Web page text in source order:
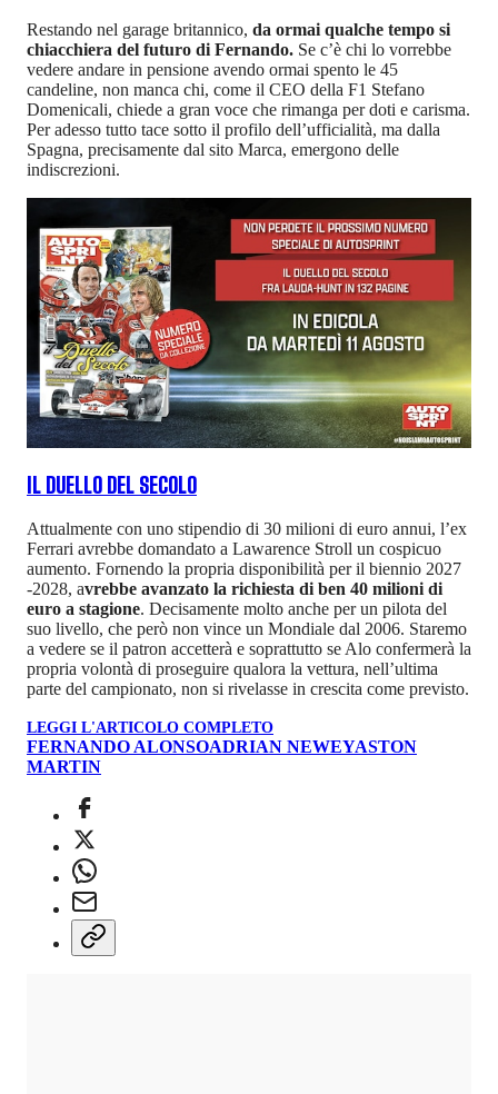
Restando nel garage britannico, da ormai qualche tempo si
chiacchiera del futuro di Fernando. Se c’è chi lo vorrebbe
vedere andare in pensione avendo ormai spento le 45
candeline, non manca chi, come il CEO della F1 Stefano
Domenicali, chiede a gran voce che rimanga per doti e carisma.
Per adesso tutto tace sotto il profilo dell’ufficialità, ma dalla
Spagna, precisamente dal sito Marca, emergono delle
indiscrezioni.
IL DUELLO DEL SECOLO
Attualmente con uno stipendio di 30 milioni di euro annui, l’ex
Ferrari avrebbe domandato a Lawarence Stroll un cospicuo
aumento. Fornendo la propria disponibilità per il biennio 2027
-2028, avrebbe avanzato la richiesta di ben 40 milioni di
euro a stagione. Decisamente molto anche per un pilota del
suo livello, che però non vince un Mondiale dal 2006. Staremo
a vedere se il patron accetterà e soprattutto se Alo confermerà la
propria volontà di proseguire qualora la vettura, nell’ultima
parte del campionato, non si rivelasse in crescita come previsto.
LEGGI L'ARTICOLO COMPLETO
FERNANDO ALONSOADRIAN NEWEYASTON
MARTIN